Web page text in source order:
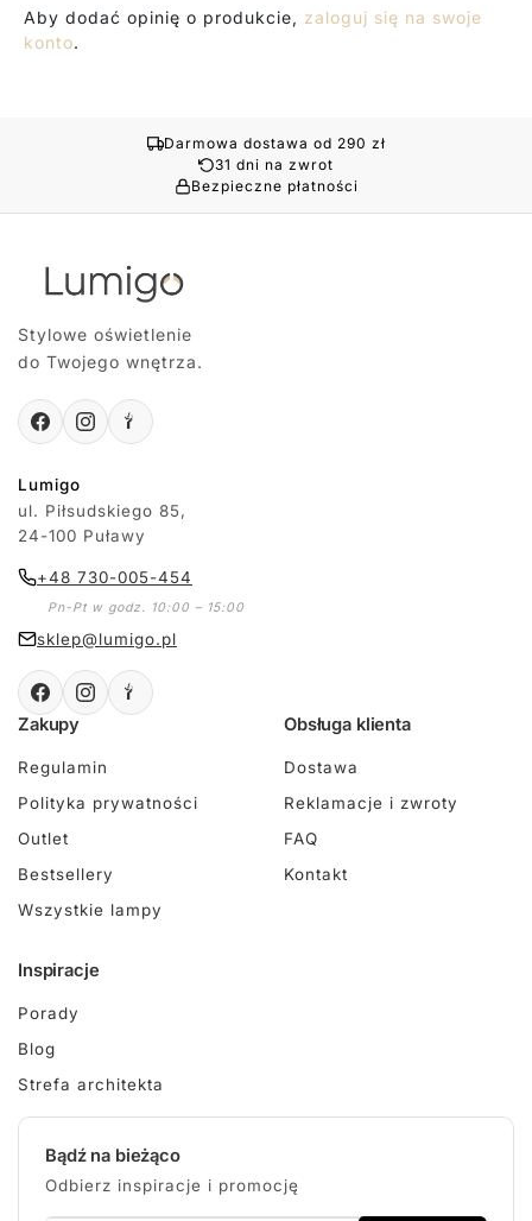
Aby dodać opinię o produkcie, zaloguj się na swoje
konto.
Darmowa dostawa od 290 zł
31 dni na zwrot
Bezpieczne płatności
Stylowe oświetlenie
do Twojego wnętrza.
Lumigo
ul. Piłsudskiego 85,
24-100 Puławy
+48 730-005-454
Pn-Pt w godz. 10:00 – 15:00
sklep@lumigo.pl
Zakupy
Regulamin
Polityka prywatności
Outlet
Bestsellery
Wszystkie lampy
Obsługa klienta
Dostawa
Reklamacje i zwroty
FAQ
Kontakt
Inspiracje
Porady
Blog
Strefa architekta
Bądź na bieżąco
Odbierz inspiracje i promocję